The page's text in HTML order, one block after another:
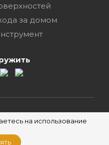
за домом
©
на использование